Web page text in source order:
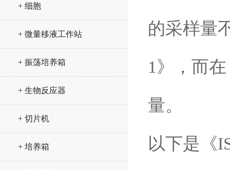
+ 细胞
+ 微量移液工作站
+ 振荡培养箱
+ 生物反应器
+ 切片机
+ 培养箱
的采样量
1》，而
量。
以下是《